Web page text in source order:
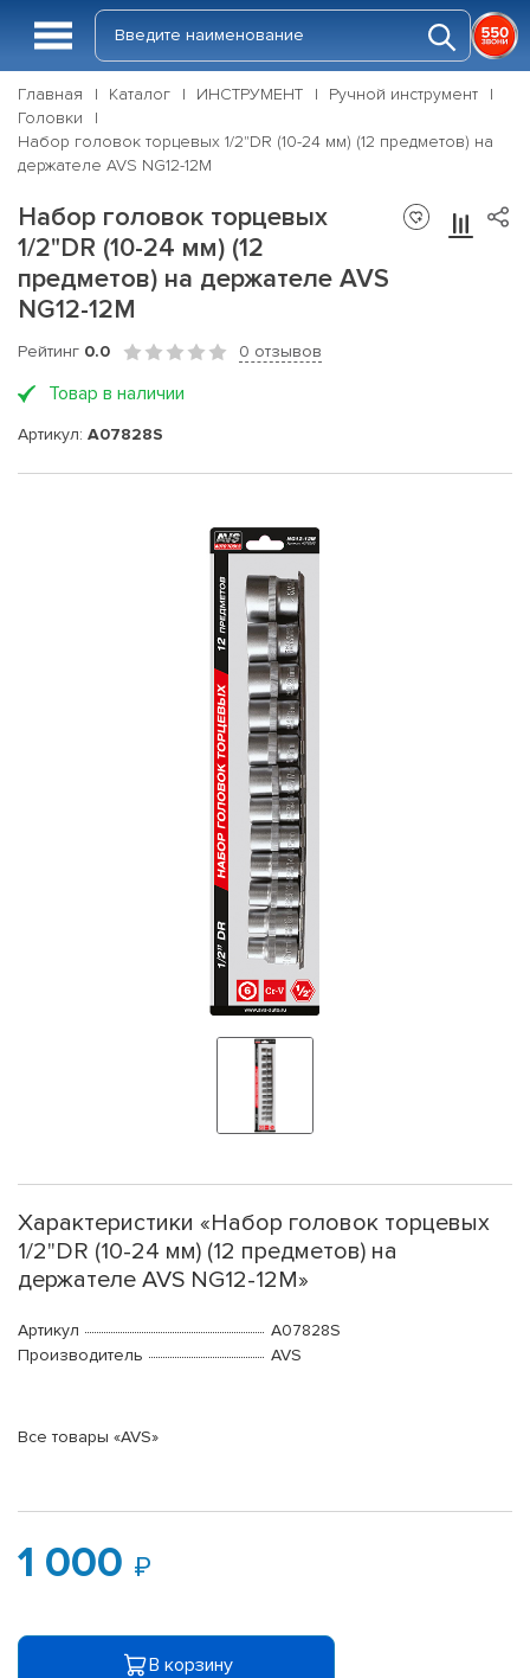
Главная Каталог ИНСТРУМЕНТ
Ручной инструмент
Головки
Набор головок торцевых 1/2"DR (10-24 мм) (12 предметов) на
держателе AVS NG12-12M
Набор головок торцевых
1/2"DR (10-24 мм) (12
предметов) на держателе AVS
NG12-12M
Рейтинг 0.0 0 отзывов
Товар в наличии
Артикул: A07828S
Характеристики «Набор головок торцевых
1/2"DR (10-24 мм) (12 предметов) на
держателе AVS NG12-12M»
Артикул
A07828S
Производитель
AVS
Все товары «AVS»
1 000
В корзину